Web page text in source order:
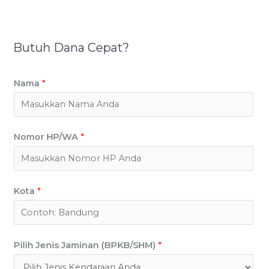
Butuh Dana Cepat?
Nama *
Nomor HP/WA *
Kota *
Pilih Jenis Jaminan (BPKB/SHM) *